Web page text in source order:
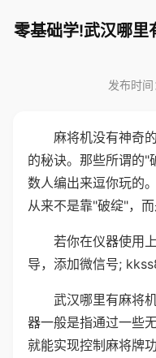
零基础学!武汉哪里
发布时
麻将机没有神奇
的秘诀。那些所谓的"
数人编出来逗你玩的
从来不是靠"破绽"，
若你在仪器使用
导，添加微信号;
武汉哪里有麻将
器一般是指通过一些
就能实现控制麻将牌